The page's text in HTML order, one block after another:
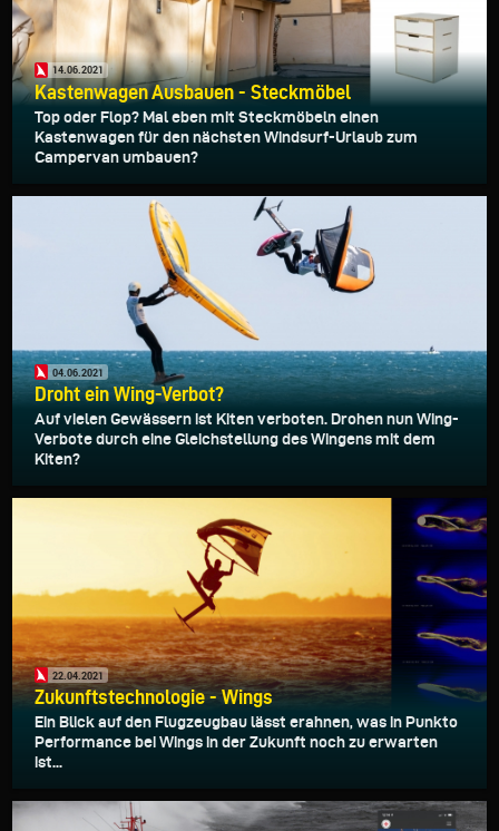
14.06.2021
Kastenwagen Ausbauen - Steckmöbel
Top oder Flop? Mal eben mit Steckmöbeln einen
Kastenwagen für den nächsten Windsurf-Urlaub zum
Campervan umbauen?
04.06.2021
Droht ein Wing-Verbot?
Auf vielen Gewässern ist Kiten verboten. Drohen nun Wing-
Verbote durch eine Gleichstellung des Wingens mit dem
Kiten?
22.04.2021
Zukunftstechnologie - Wings
Ein Blick auf den Flugzeugbau lässt erahnen, was in Punkto
Performance bei Wings in der Zukunft noch zu erwarten
ist...